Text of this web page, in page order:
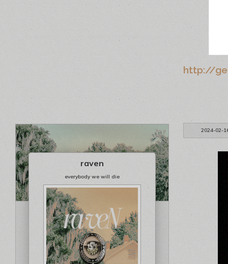
http://
2024-02-
raven
everybody we will die